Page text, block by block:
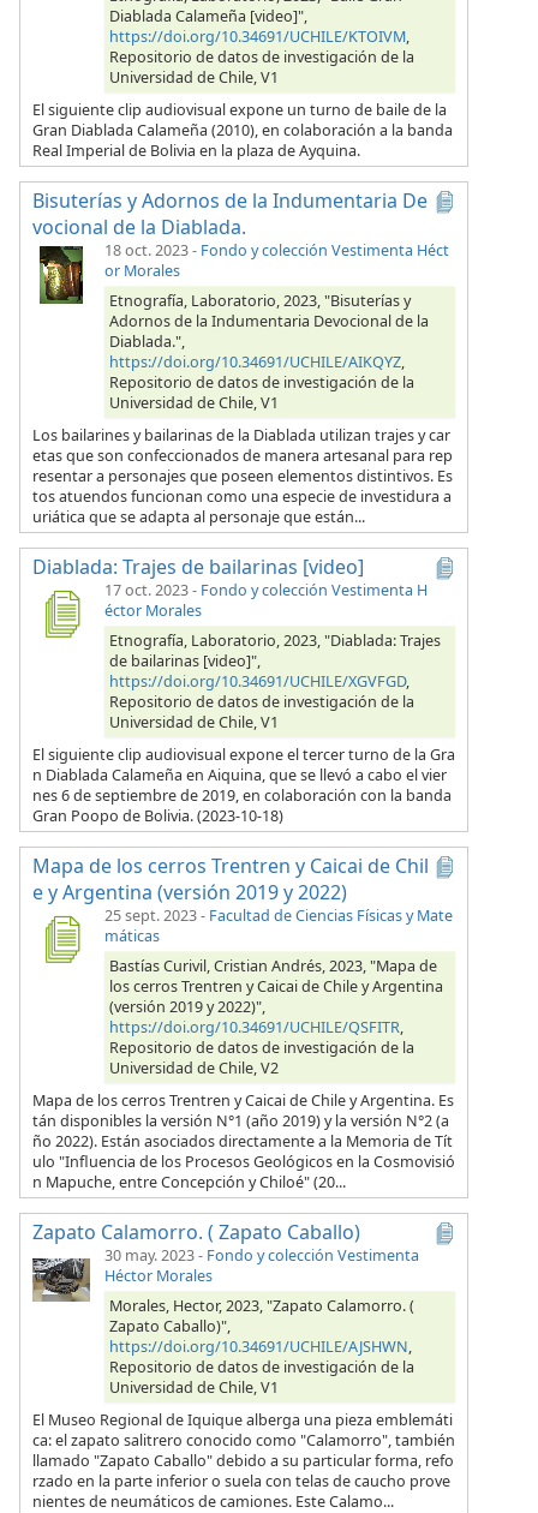
Diablada Calameña [video]",
https://doi.org/10.34691/UCHILE/KTOIVM,
Repositorio de datos de investigación de la
Universidad de Chile, V1
El siguiente clip audiovisual expone un turno de baile de la
Gran Diablada Calameña (2010), en colaboración a la banda
Real Imperial de Bolivia en la plaza de Ayquina.
Bisuterías y Adornos de la Indumentaria De
vocional de la Diablada.
18 oct. 2023- Fondo y colección Vestimenta Héct
or Morales
Etnografía, Laboratorio, 2023, "Bisuterías y
Adornos de la Indumentaria Devocional de la
Diablada.",
https://doi.org/10.34691/UCHILE/AIKQYZ,
Repositorio de datos de investigación de la
Universidad de Chile, V1
Los bailarines y bailarinas de la Diablada utilizan trajes y car
etas que son confeccionados de manera artesanal para rep
resentar a personajes que poseen elementos distintivos. Es
tos atuendos funcionan como una especie de investidura a
uriática que se adapta al personaje que están...
Diablada: Trajes de bailarinas [video]
17 oct. 2023- Fondo y colección Vestimenta H
éctor Morales
Etnografía, Laboratorio, 2023, "Diablada: Trajes
de bailarinas [video]",
https://doi.org/10.34691/UCHILE/XGVFGD,
Repositorio de datos de investigación de la
Universidad de Chile, V1
El siguiente clip audiovisual expone el tercer turno de la Gra
n Diablada Calameña en Aiquina, que se llevó a cabo el vier
nes 6 de septiembre de 2019, en colaboración con la banda
Gran Poopo de Bolivia. (2023-10-18)
Mapa de los cerros Trentren y Caicai de Chil
e y Argentina (versión 2019 y 2022)
25 sept. 2023- Facultad de Ciencias Físicas y Mate
máticas
Bastías Curivil, Cristian Andrés, 2023, "Mapa de
los cerros Trentren y Caicai de Chile y Argentina
(versión 2019 y 2022)",
https://doi.org/10.34691/UCHILE/QSFITR,
Repositorio de datos de investigación de la
Universidad de Chile, V2
Mapa de los cerros Trentren y Caicai de Chile y Argentina. Es
tán disponibles la versión N°1 (año 2019) y la versión N°2 (a
ño 2022). Están asociados directamente a la Memoria de Tít
ulo "Influencia de los Procesos Geológicos en la Cosmovisió
n Mapuche, entre Concepción y Chiloé" (20...
Zapato Calamorro. ( Zapato Caballo)
30 may. 2023- Fondo y colección Vestimenta
Héctor Morales
Morales, Hector, 2023, "Zapato Calamorro. (
Zapato Caballo)",
https://doi.org/10.34691/UCHILE/AJSHWN,
Repositorio de datos de investigación de la
Universidad de Chile, V1
El Museo Regional de Iquique alberga una pieza emblemáti
ca: el zapato salitrero conocido como "Calamorro", también
llamado "Zapato Caballo" debido a su particular forma, refo
rzado en la parte inferior o suela con telas de caucho prove
nientes de neumáticos de camiones. Este Calamo...